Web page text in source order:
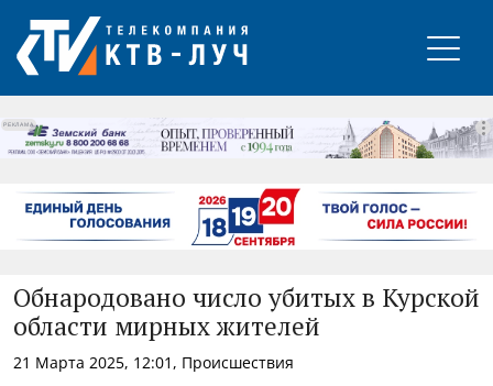
РЕКЛАМА
Обнародовано число убитых в Курской
области мирных жителей
21 Марта 2025, 12:01, Происшествия